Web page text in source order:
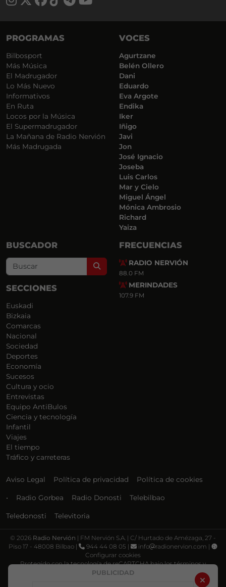
PUBLICIDAD
PROGRAMAS
Bilbosport
Más Música
El Madrugador
Lo Más Nuevo
Informativos
En Ruta
Locos por la Música
El Supermadrugador
La Mañana de Radio Nervión
Más Madrugada
VOCES
Agurtzane
Belén Ollero
Dani
Eduardo
Eva Argote
Endika
Iker
Iñigo
Javi
Jon
José Ignacio
Joseba
Luis Carlos
Mar y Cielo
Miguel Ángel
Mónica Ambrosio
Richard
Yaiza
BUSCADOR
Search
SECCIONES
Euskadi
Bizkaia
Comarcas
Nacional
Sociedad
Deportes
Economía
Sucesos
Cultura y ocio
Entrevistas
Equipo AntiBulos
Ciencia y tecnología
Infantil
Viajes
El tiempo
Tráfico y carreteras
FRECUENCIAS
RADIO NERVIÓN
88.0 FM
MERINDADES
107.9 FM
Aviso Legal Política de privacidad Política de cookies
• Radio Gorbea Radio Donosti Telebilbao
Teledonosti Televitoria
© 2026 Radio Nervión | FM Nervión S.A. | C/ Hurtado de Amézaga, 27 -
Piso 17 - 48008 Bilbao |
944 44 08 05 | info
radionervion.com |
Configurar cookies
Protegido con la tecnología de reCAPTCHA bajo los términos y
Política de privacidad Términos de servicio